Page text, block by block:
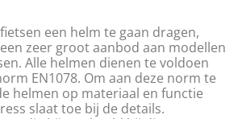
een helm te gaan dragen,
zeer groot aanbod aan modellen
Alle helmen dienen te voldoen
EN1078. Om aan deze norm te
helmen op materiaal en functie
slaat toe bij de details.